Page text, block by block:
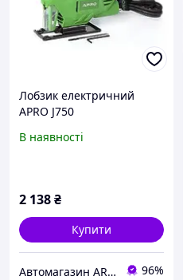
Лобзик електричний
APRO J750
В наявності
2 138₴
Купити
Автомагазин ARKdetali - запчастини, ремонт та догляд за авто 96%